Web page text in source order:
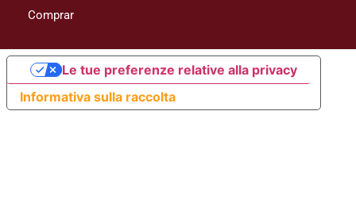
Comprar
Informativa sulla raccolta
Le tue preferenze relative alla privacy